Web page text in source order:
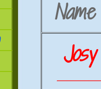
Josy
..............................................